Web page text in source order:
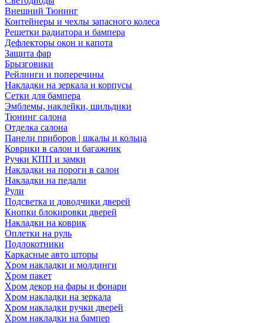
Внешний Тюнинг
Контейнеры и чехлы запасного колеса
Решетки радиатора и бампера
Дефлекторы окон и капота
Защита фар
Брызговики
Рейлинги и поперечины
Накладки на зеркала и корпусы
Сетки для бампера
Эмблемы, наклейки, шильдики
Тюнинг салона
Отделка салона
Панели приборов | шкалы и кольца
Коврики в салон и багажник
Ручки КПП и замки
Накладки на пороги в салон
Накладки на педали
Рули
Подсветка и доводчики дверей
Кнопки блокировки дверей
Накладки на коврик
Оплетки на руль
Подлокотники
Каркасные авто шторы
Хром накладки и молдинги
Хром пакет
Хром декор на фары и фонари
Хром накладки на зеркала
Хром накладки ручки дверей
Хром накладки на бампер